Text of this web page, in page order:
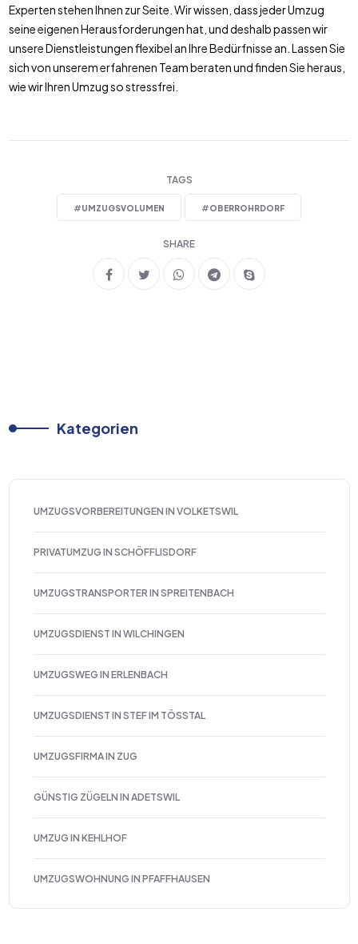
Experten stehen Ihnen zur Seite. Wir wissen, dass jeder Umzug
seine eigenen Herausforderungen hat, und deshalb passen wir
unsere Dienstleistungen flexibel an Ihre Bedürfnisse an. Lassen Sie
sich von unserem erfahrenen Team beraten und finden Sie heraus,
wie wir Ihren Umzug so stressfrei.
TAGS
#UMZUGSVOLUMEN #OBERROHRDORF
SHARE
Kategorien
UMZUGSVORBEREITUNGEN IN VOLKETSWIL
PRIVATUMZUG IN SCHÖFFLISDORF
UMZUGSTRANSPORTER IN SPREITENBACH
UMZUGSDIENST IN WILCHINGEN
UMZUGSWEG IN ERLENBACH
UMZUGSDIENST IN STEF IM TÖSSTAL
UMZUGSFIRMA IN ZUG
GÜNSTIG ZÜGELN IN ADETSWIL
UMZUG IN KEHLHOF
UMZUGSWOHNUNG IN PFAFFHAUSEN